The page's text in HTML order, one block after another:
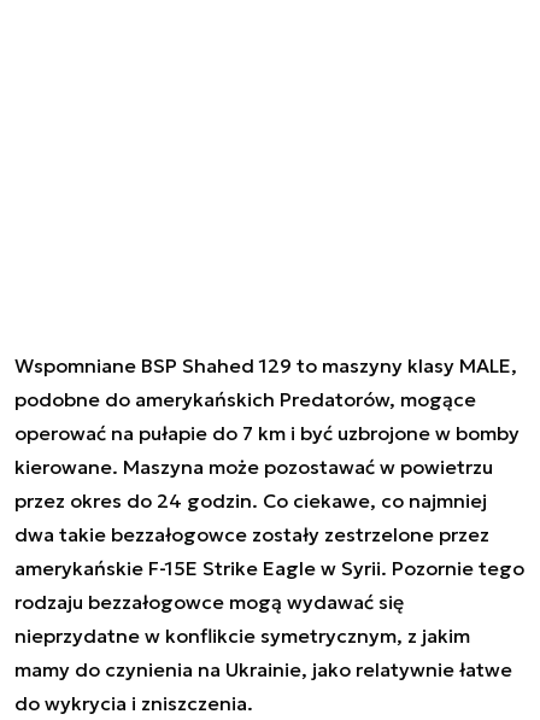
Wspomniane BSP Shahed 129 to maszyny klasy MALE,
podobne do amerykańskich Predatorów, mogące
operować na pułapie do 7 km i być uzbrojone w bomby
kierowane. Maszyna może pozostawać w powietrzu
przez okres do 24 godzin. Co ciekawe, co najmniej
dwa takie bezzałogowce zostały zestrzelone przez
amerykańskie F-15E Strike Eagle w Syrii. Pozornie tego
rodzaju bezzałogowce mogą wydawać się
nieprzydatne w konflikcie symetrycznym, z jakim
mamy do czynienia na Ukrainie, jako relatywnie łatwe
do wykrycia i zniszczenia.